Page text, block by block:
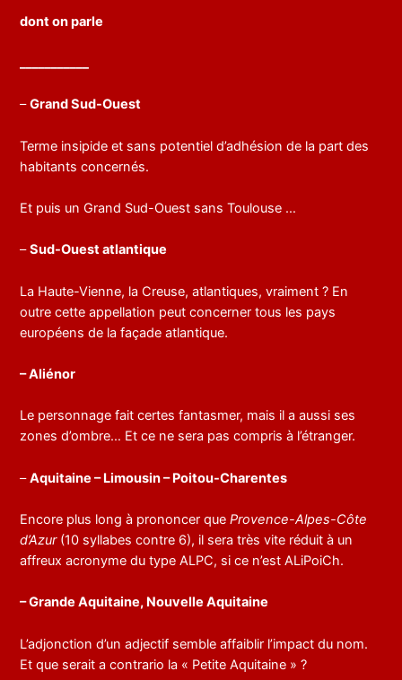
dont on parle
–Grand Sud-Ouest
Terme insipide et sans potentiel d’adhésion de la part des
habitants concernés.
Et puis un Grand Sud-Ouest sans Toulouse …
–Sud-Ouest atlantique
La Haute-Vienne, la Creuse, atlantiques, vraiment ? En
outre cette appellation peut concerner tous les pays
européens de la façade atlantique.
– Aliénor
Le personnage fait certes fantasmer, mais il a aussi ses
zones d’ombre… Et ce ne sera pas compris à l’étranger.
–Aquitaine – Limousin – Poitou-Charentes
Encore plus long à prononcer queProvence-Alpes-Côte
d’Azur(10 syllabes contre 6), il sera très vite réduit à un
affreux acronyme du type ALPC, si ce n’est ALiPoiCh.
– Grande Aquitaine, Nouvelle Aquitaine
L’adjonction d’un adjectif semble affaiblir l’impact du nom.
Et que serait a contrario la « Petite Aquitaine » ?